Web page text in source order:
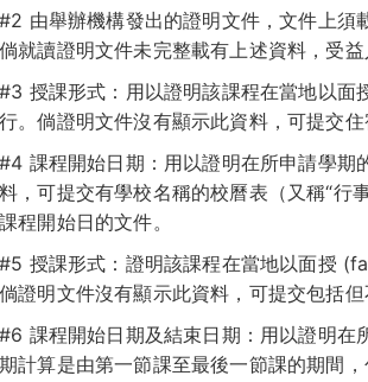
#2 由舉辦機構發出的證明文件，文件上須
倘就讀證明文件未完整載有上述資料，受
#3 授課形式：用以證明該課程在當地以
行。倘證明文件沒有顯示此資料，可提交
#4 課程開始日期：用以證明在所申請學期
料，可提交有學校名稱的校曆表（又稱“行
課程開始日的文件。
#5 授課形式：證明該課程在當地以面授
倘證明文件沒有顯示此資料，可提交包括但
#6 課程開始日期及結束日期：用以證明在
期計算是由第一節課至最後一節課的期間